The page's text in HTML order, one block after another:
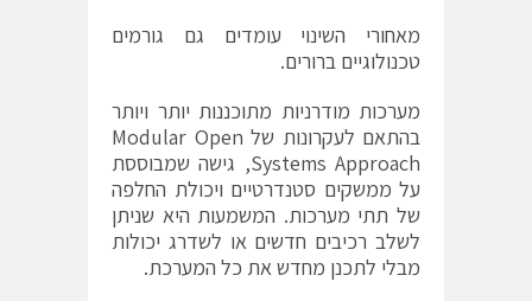
מאחורי השינוי עומדים גם גורמים
טכנולוגיים ברורים.
מערכות מודרניות מתוכננות יותר ויותר
בהתאם לעקרונות של Modular Open
Systems Approach, גישה שמבוססת
על ממשקים סטנדרטיים ויכולת החלפה
של תתי מערכות. המשמעות היא שניתן
לשלב רכיבים חדשים או לשדרג יכולות
מבלי לתכנן מחדש את כל המערכת.